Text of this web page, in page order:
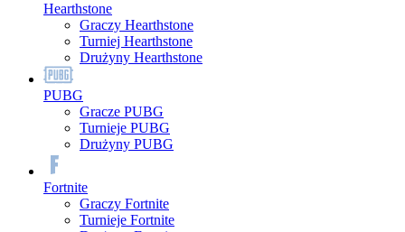
Hearthstone
Graczy Hearthstone
Turniej Hearthstone
Drużyny Hearthstone
PUBG
Gracze PUBG
Turnieje PUBG
Drużyny PUBG
Fortnite
Graczy Fortnite
Turnieje Fortnite